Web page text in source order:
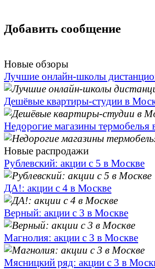
Добавить сообщение
Новые обзоры
Лучшие онлайн-школы
Дешёвые квартиры-студии в
Недорогие магазины термобелья
Новые распродажи
Рублевский: акции с 5 в Москве
ДА!: акции с 4 в Москве
Верный: акции с 3 в Москве
Магнолия: акции с 3 в Москве
Мясницкий ряд: акции с 3 в